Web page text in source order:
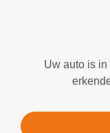
Uw auto is